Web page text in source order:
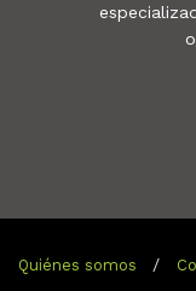
Quiénes somos